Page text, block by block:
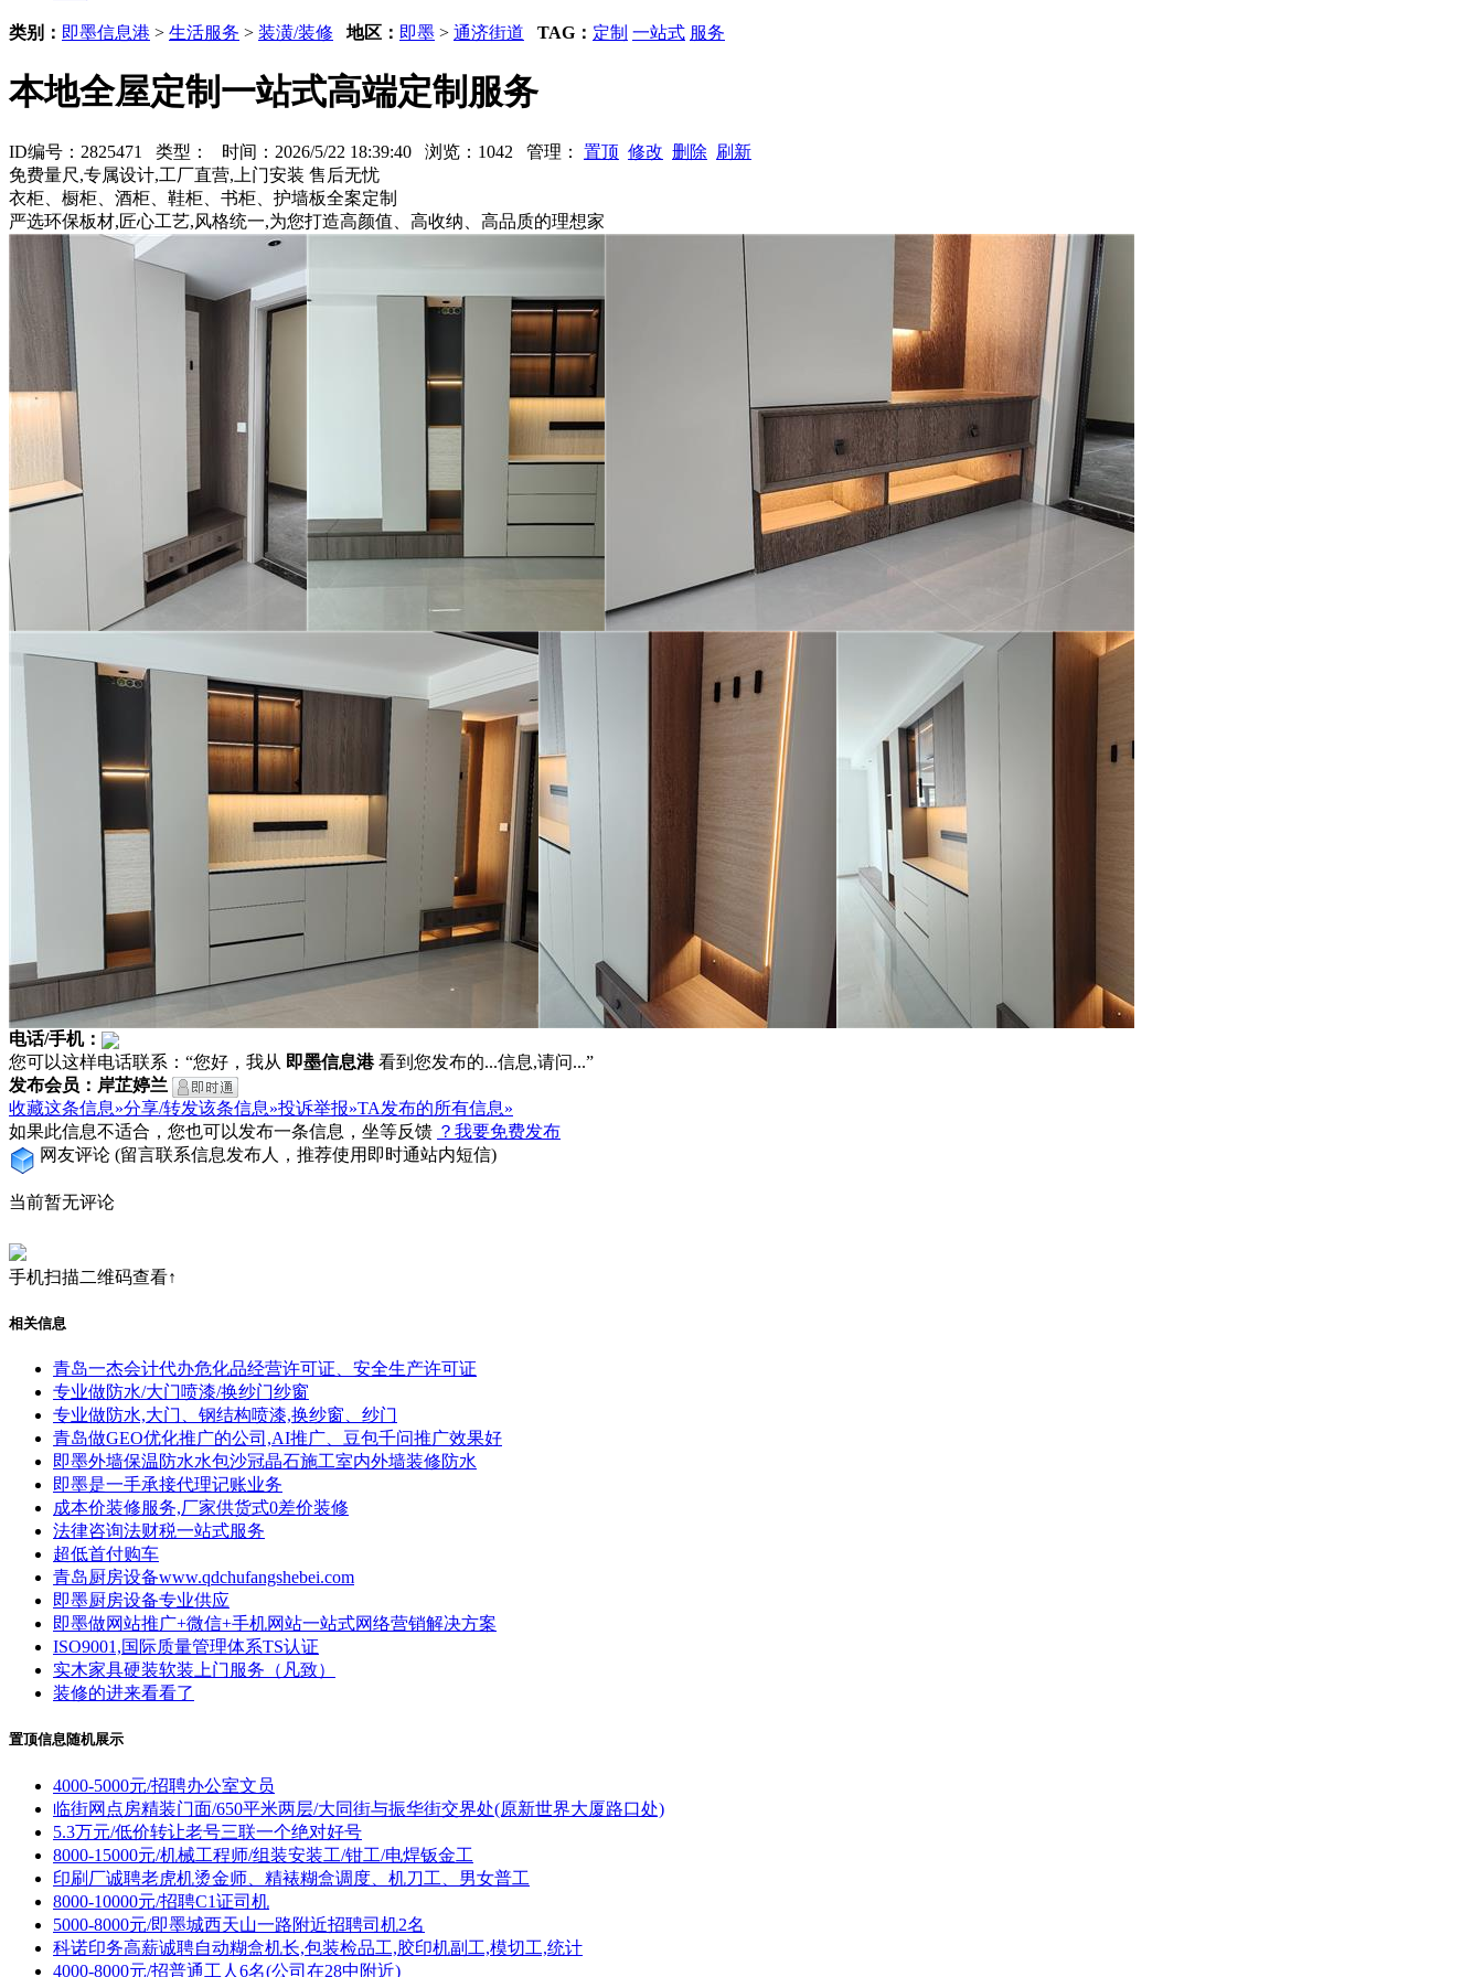
类别： 即墨信息港 > 生活服务 > 装潢/装修 地区： 即墨 > 通济街道 TAG： 定制 一站式 服务
本地全屋定制一站式高端定制服务
ID编号：2825471 类型： 时间：2026/5/22 18:39:40 浏览：1042 管理： 置顶 修改 删除 刷新
免费量尺,专属设计,工厂直营,上门安装 售后无忧
衣柜、橱柜、酒柜、鞋柜、书柜、护墙板全案定制
严选环保板材,匠心工艺,风格统一,为您打造高颜值、高收纳、高品质的理想家
电话/手机：
您可以这样电话联系：“您好，我从 即墨信息港看到您发布的...信息,请问...”
发布会员：岸芷婷兰
收藏这条信息»分享/转发该条信息»投诉举报»TA发布的所有信息»
如果此信息不适合，您也可以发布一条信息，坐等反馈 ？我要免费发布
网友评论 (留言联系信息发布人，推荐使用即时通站内短信)
当前暂无评论
手机扫描二维码查看↑
相关信息
青岛一杰会计代办危化品经营许可证、安全生产许可证
专业做防水/大门喷漆/换纱门纱窗
专业做防水,大门、钢结构喷漆,换纱窗、纱门
青岛做GEO优化推广的公司,AI推广、豆包千问推广效果好
即墨外墙保温防水水包沙冠晶石施工室内外墙装修防水
即墨是一手承接代理记账业务
成本价装修服务,厂家供货式0差价装修
法律咨询法财税一站式服务
超低首付购车
青岛厨房设备www.qdchufangshebei.com
即墨厨房设备专业供应
即墨做网站推广+微信+手机网站一站式网络营销解决方案
ISO9001,国际质量管理体系TS认证
实木家具硬装软装上门服务（凡致）
装修的进来看看了
置顶信息随机展示
4000-5000元/招聘办公室文员
临街网点房精装门面/650平米两层/大同街与振华街交界处(原新世界大厦路口处)
5.3万元/低价转让老号三联一个绝对好号
8000-15000元/机械工程师/组装安装工/钳工/电焊钣金工
印刷厂诚聘老虎机烫金师、精裱糊盒调度、机刀工、男女普工
8000-10000元/招聘C1证司机
5000-8000元/即墨城西天山一路附近招聘司机2名
科诺印务高薪诚聘自动糊盒机长,包装检品工,胶印机副工,模切工,统计
4000-8000元/招普通工人6名(公司在28中附近)